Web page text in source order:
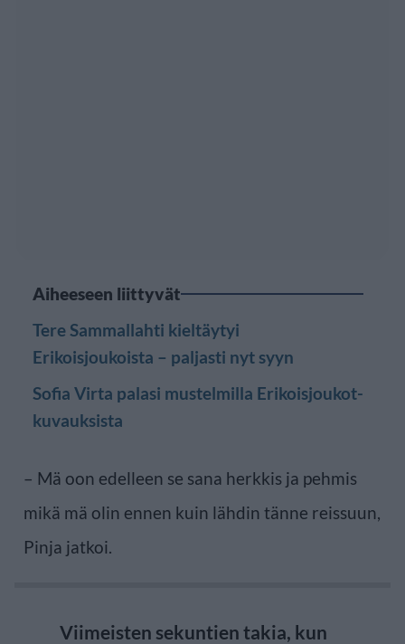
Aiheeseen liittyvät
Tere Sammallahti kieltäytyi
Erikoisjoukoista – paljasti nyt syyn
Sofia Virta palasi mustelmilla Erikoisjoukot-
kuvauksista
– Mä oon edelleen se sana herkkis ja pehmis
mikä mä olin ennen kuin lähdin tänne reissuun,
Pinja jatkoi.
Viimeisten sekuntien takia, kun